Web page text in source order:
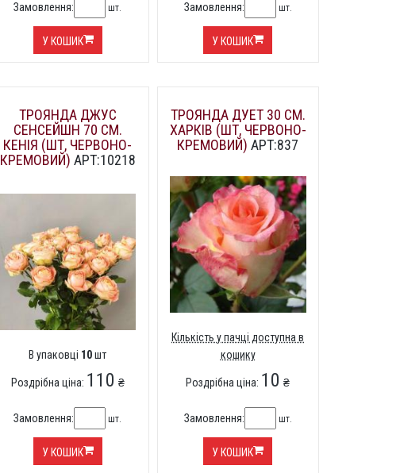
Замовлення: шт.
У КОШИК
Замовлення: шт.
У КОШИК
ТРОЯНДА ДЖУС
СЕНСЕЙШН 70 СМ.
КЕНІЯ (ШТ, ЧЕРВОНО-
КРЕМОВИЙ) АРТ:10218
В упаковці 10шт
Роздрібна ціна: 110 ₴
Замовлення: шт.
У КОШИК
ТРОЯНДА ДУЕТ 30 СМ.
ХАРКІВ (ШТ, ЧЕРВОНО-
КРЕМОВИЙ) АРТ:837
Кількість у пачці доступна в
кошику
Роздрібна ціна: 10 ₴
Замовлення: шт.
У КОШИК